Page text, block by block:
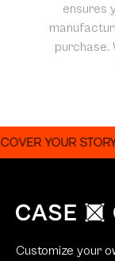
ensures
purchase.
STORY
Customize your